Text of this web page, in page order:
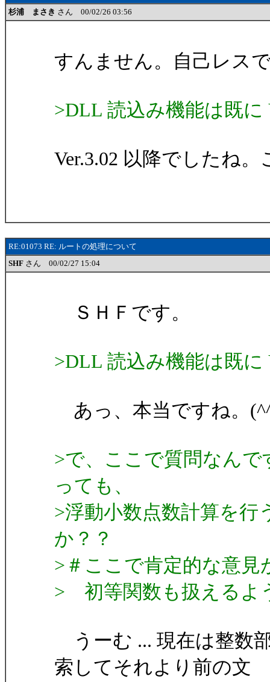
杉浦 まさき さん 00/02/26 03:56
すんません。自己レス
>DLL 読込み機能は既に
Ver.3.02 以降でしたね
RE:01073 RE: ルートの処理について
SHF さん 00/02/27 15:04
ＳＨＦです。
>DLL 読込み機能は既に
あっ、本当ですね。
>で、ここで質問なん
っても、
>浮動小数点数計算を
か？？
>＃ここで肯定的な意見
> 初等関数も扱えるよ
うーむ ... 現在は整数
索してそれより前の文